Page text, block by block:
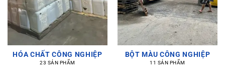
HÓA CHẤT CÔNG NGHIỆP
23 SẢN PHẨM
BỘT MÀU CÔNG NGHIỆP
11 SẢN PHẨM